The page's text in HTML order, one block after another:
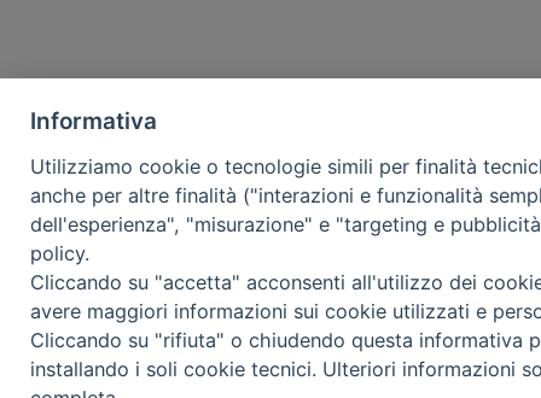
Informativa
Utilizziamo cookie o tecnologie simili per finalità
anche per altre finalità ("interazioni e funzionalità
dell'esperienza", "misurazione" e "targeting e
policy.
Cliccando su "accetta" acconsenti all'utilizzo dei
avere maggiori informazioni sui cookie utilizzati e
Cliccando su "rifiuta" o chiudendo questa informativa
installando i soli cookie tecnici. Ulteriori informazioni